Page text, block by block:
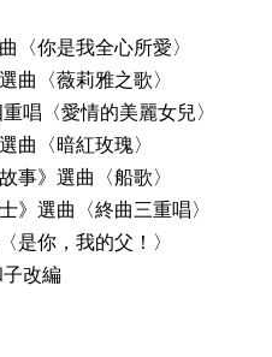
〈你是我全心所愛〉
曲〈薇莉雅之歌〉
唱〈愛情的美麗女兒〉
曲〈暗紅玫瑰〉
事》選曲〈船歌〉
》選曲〈終曲三重唱〉
是你，我的父！〉
改編